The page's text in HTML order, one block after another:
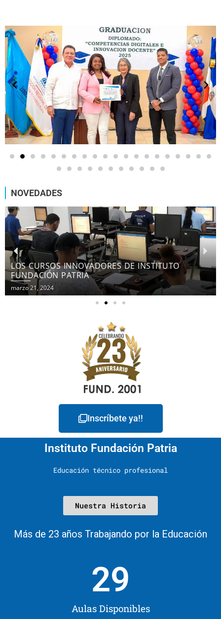
NOVEDADES
LOS CURSOS INNOVADORES DE INSTITUTO
FUNDACIÓN PATRIA
marzo 21, 2024
Inscríbete ya!!
Instituto Fundación Patria
Educación técnico profesional
Nuestra Historia
Más de 23 años Trabajando por la Educación
Aulas Disponibles
29